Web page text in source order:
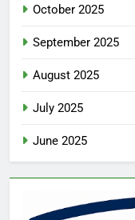
October 2025
September 2025
August 2025
July 2025
June 2025